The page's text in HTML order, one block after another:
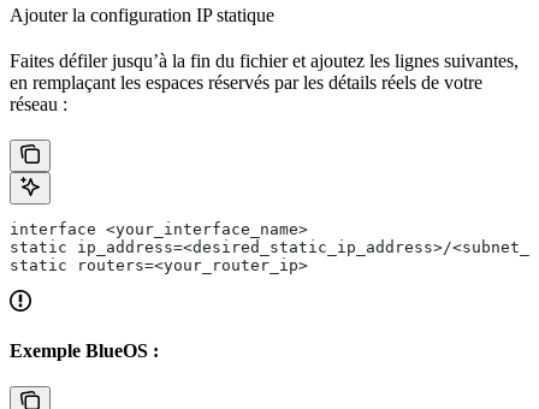
Ajouter la configuration IP statique
Faites défiler jusqu’à la fin du fichier et ajoutez les lignes suivantes,
en remplaçant les espaces réservés par les détails réels de votre
réseau :
interface <your_interface_name>
static ip_address=<desired_static_ip_address>/
static routers=<your_router_ip>
Exemple BlueOS :